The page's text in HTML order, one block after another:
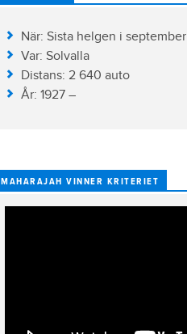
När: Sista helgen i september
Var: Solvalla
Distans: 2 640 auto
År: 1927 –
MAHARAJAH VINNER KRITERIET